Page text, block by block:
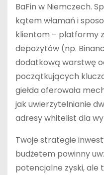
BaFin w Niemczech.
kątem włamań i
klientom – platformy
depozytów (np.
dodatkową warstwę
początkujących
giełda oferowała
jak uwierzytelnianie
adresy whitelist dla
Twoje strategie
budżetem powinny
potencjalne zyski, ale